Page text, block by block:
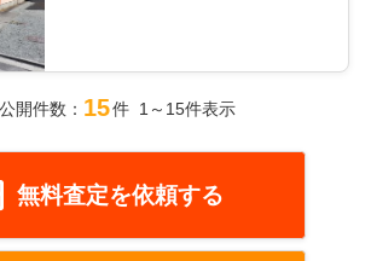
開件数： 15件 1～15件表示
無料査定を依頼する